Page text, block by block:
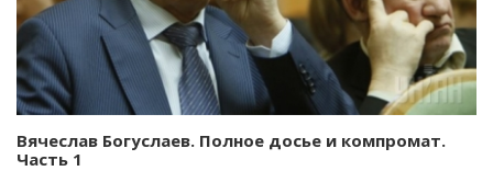
Вячеслав Богуслаев. Полное досье и компромат.
Часть 1